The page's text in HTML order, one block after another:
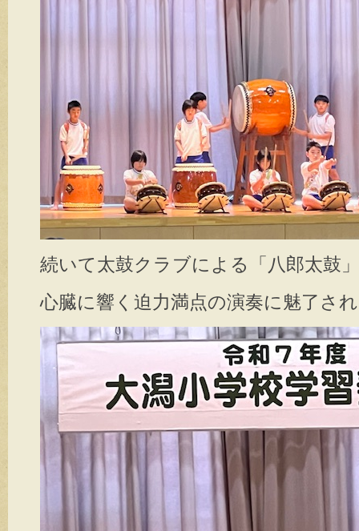
続いて太鼓クラブによる「八郎太鼓」
心臓に響く迫力満点の演奏に魅了さ